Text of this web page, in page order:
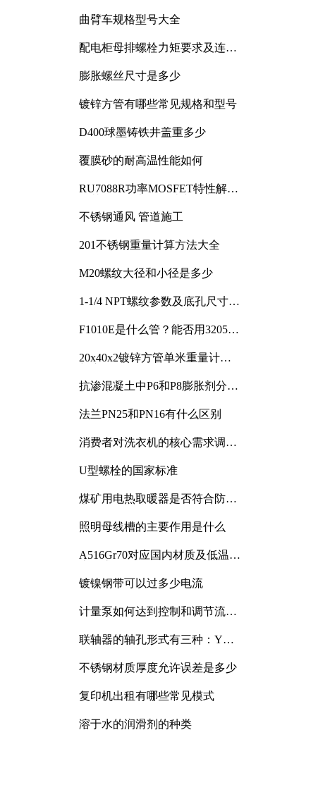
曲臂车规格型号大全
配电柜母排螺栓力矩要求及连接
膨胀螺丝尺寸是多少
镀锌方管有哪些常见规格和型号
D400球墨铸铁井盖重多少
覆膜砂的耐高温性能如何
RU7088R功率MOSFET特性解析
不锈钢通风 管道施工
201不锈钢重量计算方法大全
M20螺纹大径和小径是多少
1-1/4 NPT螺纹参数及底孔尺寸详
F1010E是什么管？能否用3205或
20x40x2镀锌方管单米重量计算
抗渗混凝土中P6和P8膨胀剂分别
法兰PN25和PN16有什么区别
消费者对洗衣机的核心需求调研
U型螺栓的国家标准
煤矿用电热取暖器是否符合防爆
照明母线槽的主要作用是什么
A516Gr70对应国内材质及低温冲
镀镍钢带可以过多少电流
计量泵如何达到控制和调节流量
联轴器的轴孔形式有三种：Y
不锈钢材质厚度允许误差是多少
复印机出租有哪些常见模式
溶于水的润滑剂的种类